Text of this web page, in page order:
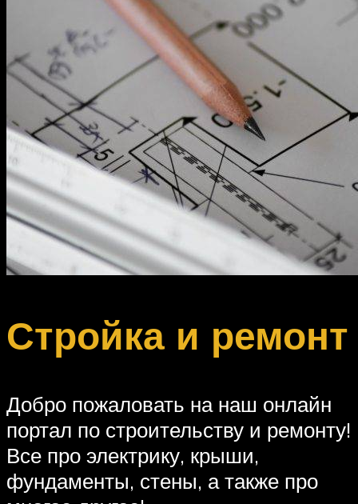
Стройка и ремонт
Добро пожаловать на наш онлайн
портал по строительству и ремонту!
Все про электрику, крыши,
фундаменты, стены, а также про